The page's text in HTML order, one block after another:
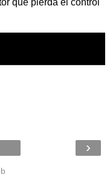
que pierda el control
›